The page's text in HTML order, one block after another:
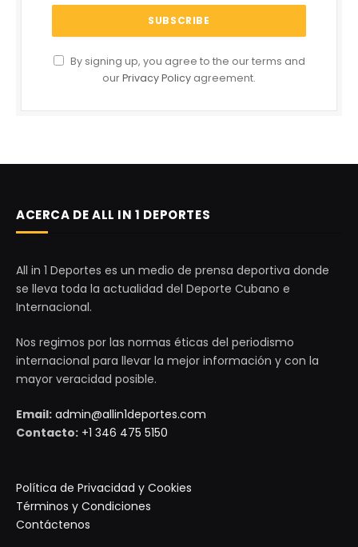
By signing up, you agree to the our terms and
ourPrivacy Policy agreement.
ACERCA DE ALL IN 1 DEPORTES
All in 1 Deportes es un medio de prensa deportiva donde
se lleva toda la actualidad del Deporte Cubano e
Internacional.
Nos regimos por las normas éticas del periodismo
internacional para llevar la mejor información y con la
mayor veracidad posible.
Email: admin@allin1deportes.com
Contacto: +1 346 475 5150
Política de Privacidad y Cookies
Términos y Condiciones
Contáctenos